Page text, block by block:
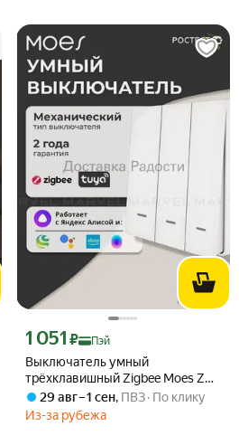
Выключатель умный
трёхклавишный Zigbee Moes ZS-
B-EU3-WH-MS, встраиваемый,
белый
Цена с картой Яндекс Пэй 1051 ₽ вместо
1 051 ₽ Пэй
29 авг – 1 сен, ПВЗ По клику
Из-за рубежа